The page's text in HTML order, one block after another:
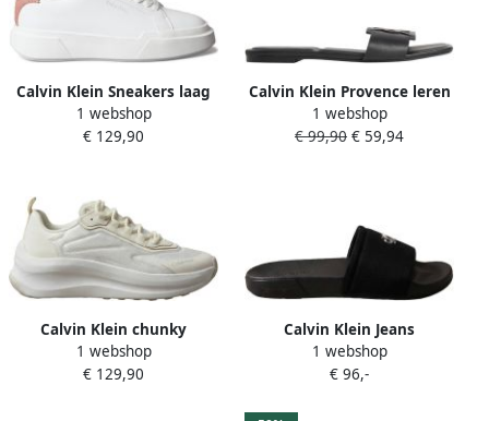
Calvin Klein Sneakers laag
kastanjebruin wit
1 webshop
€ 129,90
Calvin Klein Provence leren
slippers zwart
1 webshop
€ 99,90 € 59,94
Calvin Klein chunky
sneakers wit
1 webshop
€ 129,90
Calvin Klein Jeans
Teenslippers
HW0HW029600GJ
1 webshop
€ 96,-